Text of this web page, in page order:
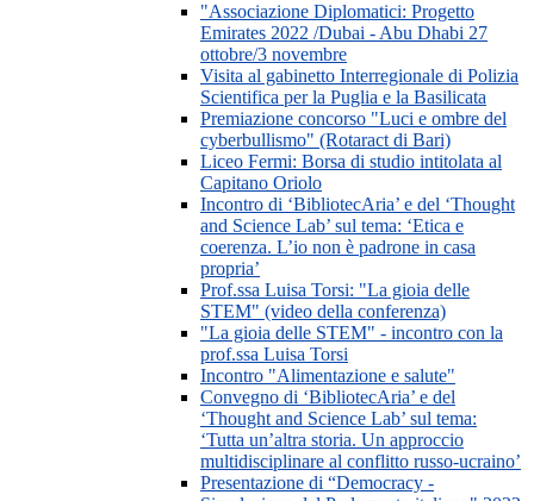
"Associazione Diplomatici: Progetto
Emirates 2022 /Dubai - Abu Dhabi 27
ottobre/3 novembre
Visita al gabinetto Interregionale di Polizia
Scientifica per la Puglia e la Basilicata
Premiazione concorso "Luci e ombre del
cyberbullismo" (Rotaract di Bari)
Liceo Fermi: Borsa di studio intitolata al
Capitano Oriolo
Incontro di ‘BibliotecAria’ e del ‘Thought
and Science Lab’ sul tema: ‘Etica e
coerenza. L’io non è padrone in casa
propria’
Prof.ssa Luisa Torsi: "La gioia delle
STEM" (video della conferenza)
"La gioia delle STEM" - incontro con la
prof.ssa Luisa Torsi
Incontro "Alimentazione e salute"
Convegno di ‘BibliotecAria’ e del
‘Thought and Science Lab’ sul tema:
‘Tutta un’altra storia. Un approccio
multidisciplinare al conflitto russo-ucraino’
Presentazione di “Democracy -